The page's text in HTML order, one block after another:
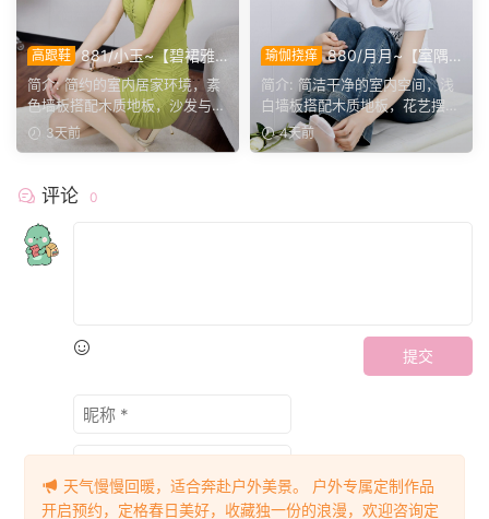
高跟鞋 881/小玉~【碧裙雅
姿】一室柔光衬绿裙，错落姿
态尽显温婉格调。
简介: 简约的室内居家环境，素
色墙板搭配木质地板，沙发与办
公椅丰富场景层次。小...
3天前
瑜伽挠痒 880/月月~【室隅
姿影】雅室定格多样姿态，记
录鞋袜与肢体的百态呈现。
简介: 简洁干净的室内空间，浅
白墙板搭配木质地板，花艺摆件
点缀场景。月月身着白...
4天前
评论 0
提交
天气慢慢回暖，适合奔赴户外美景。 户外专属定制作品
开启预约，定格春日美好，收藏独一份的浪漫，欢迎咨询定